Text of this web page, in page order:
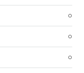
○
○
○